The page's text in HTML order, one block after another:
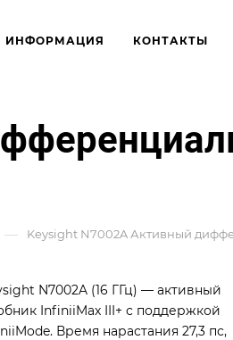
ИНФОРМАЦИЯ КОНТАКТЫ
— Keysight N7002A Активный
N7002A (16 ГГц) — активный
InfiniiMax III+ с поддержкой
Время нарастания 27,3 пс,